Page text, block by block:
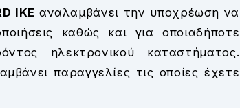
IKE αναλαμβάνει την υποχρέωση να
καθώς και για οποιαδήποτε
ηλεκτρονικού καταστήματος.
παραγγελίες τις οποίες έχετε